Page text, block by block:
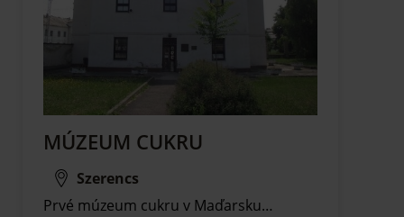
MÚZEUM CUKRU
Szerencs
Prvé múzeum cukru v Maďarsku…